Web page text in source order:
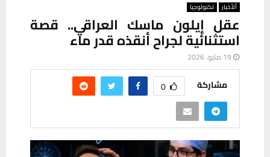
ألأخبار تكنولوجيا
عقل إيلون ماسك العراقي.. قصة
استثنائية لجراح أنقذه قدر ماء
19 مايو، 2026
مشاركة 0